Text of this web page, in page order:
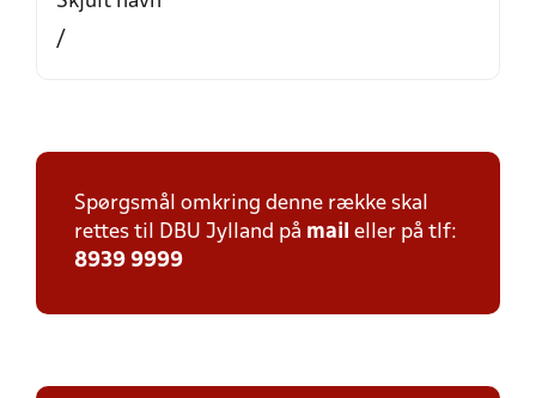
/
Spørgsmål omkring denne række skal
rettes til DBU Jylland på mail eller på tlf:
8939 9999